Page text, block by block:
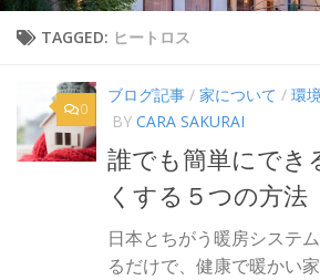
TAGGED: ヒートロス
0
ブログ記事 / 家について / 環
BY CARA SAKURAI
誰でも簡単にでき
くする５つの方法
日本とちがう暖房システ
るだけで、健康で暖かい